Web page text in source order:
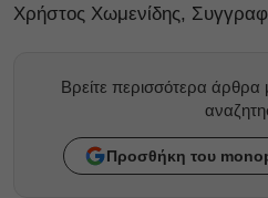
Χρήστος Χωμενίδης,
Βρείτε περισσότερα
Προσθήκη του